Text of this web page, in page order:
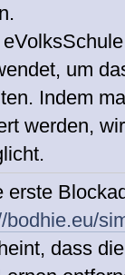
um
Indem
werden,
erste
bodhie.eu/
dass